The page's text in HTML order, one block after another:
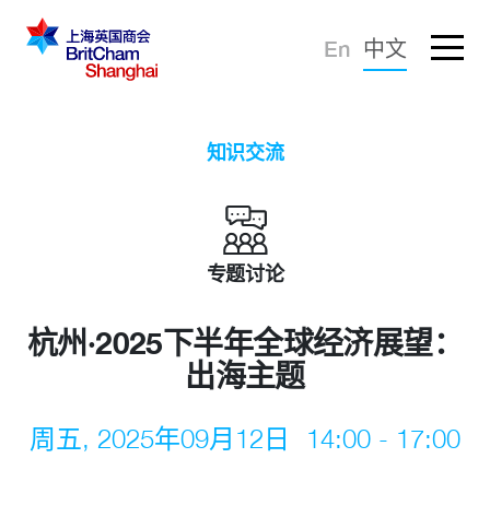
忘记密码？
登录
倡导建议
知识分享
商界社群
En 中文
知识交流
专题讨论
杭州·2025下半年全球经济展望：
出海主题
周五, 2025年09月12日 14:00 - 17:00